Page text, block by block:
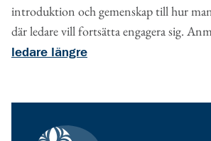
introduktion och gemenskap till hur
där ledare vill fortsätta engagera sig.
ledare längre